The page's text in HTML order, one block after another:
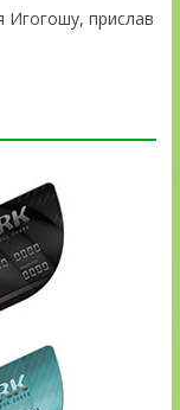
прислав